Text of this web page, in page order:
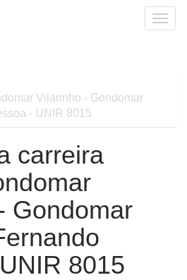
Vilarinho - Gondomar
- UNIR 8015
carreira
Gondomar
8015